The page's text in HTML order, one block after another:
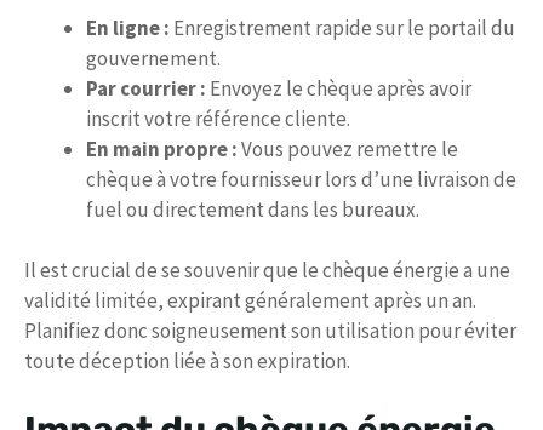
En ligne : Enregistrement rapide sur le portail du
gouvernement.
Par courrier : Envoyez le chèque après avoir
inscrit votre référence cliente.
En main propre :Vous pouvez remettre le
chèque à votre fournisseur lors d’une livraison de
fuel ou directement dans les bureaux.
Il est crucial de se souvenir que le chèque énergie a une
validité limitée, expirant généralement après un an.
Planifiez donc soigneusement son utilisation pour éviter
toute déception liée à son expiration.